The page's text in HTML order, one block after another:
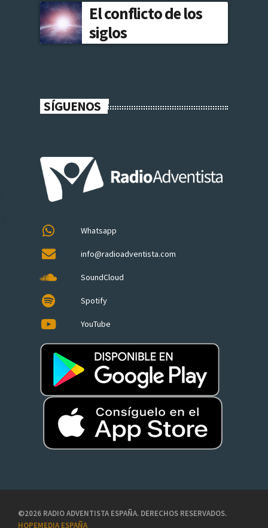
El conflicto de los
siglos
SÍGUENOS
Whatsapp
info@radioadventista.com
SoundCloud
Spotify
YouTube
©2026 RADIO ADVENTISTA ESPAÑA. DERECHOS RESERVADOS.
HOPEMEDIA ESPAÑA